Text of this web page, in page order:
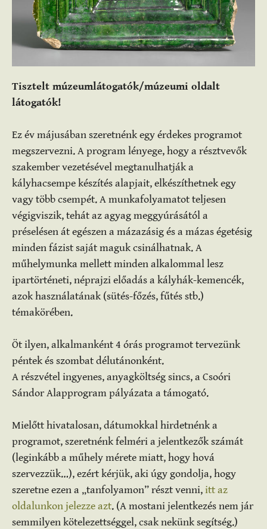
Tisztelt múzeumlátogatók/múzeumi oldalt
látogatók!
Ez év májusában szeretnénk egy érdekes programot
megszervezni. A program lényege, hogy a résztvevők
szakember vezetésével megtanulhatják a
kályhacsempe készítés alapjait, elkészíthetnek egy
vagy több csempét. A munkafolyamatot teljesen
végigviszik, tehát az agyag meggyúrásától a
préselésen át egészen a mázazásig és a mázas égetésig
minden fázist saját maguk csinálhatnak. A
műhelymunka mellett minden alkalommal lesz
ipartörténeti, néprajzi előadás a kályhák-kemencék,
azok használatának (sütés-főzés, fűtés stb.)
témakörében.
Öt ilyen, alkalmanként 4 órás programot tervezünk
péntek és szombat délutánonként.
A részvétel ingyenes, anyagköltség sincs, a Csoóri
Sándor Alapprogram pályázata a támogató.
Mielőtt hivatalosan, dátumokkal hirdetnénk a
programot, szeretnénk felméri a jelentkezők számát
(leginkább a műhely mérete miatt, hogy hová
szervezzük…), ezért kérjük, aki úgy gondolja, hogy
szeretne ezen a „tanfolyamon” részt venni,itt az
oldalunkon jelezze azt. (A mostani jelentkezés nem jár
semmilyen kötelezettséggel, csak nekünk segítség.)